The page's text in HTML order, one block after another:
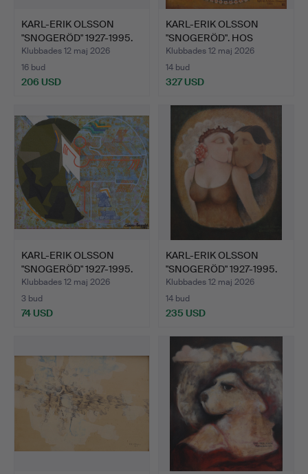
KARL-ERIK OLSSON
"SNOGERÖD" 1927-1995.
OLJ…
Klubbades 12 maj 2026
16 bud
206 USD
KARL-ERIK OLSSON
"SNOGERÖD". HOS
FRISÖREN.
Klubbades 12 maj 2026
14 bud
327 USD
KARL-ERIK OLSSON
"SNOGERÖD" 1927-1995.
OLJ…
Klubbades 12 maj 2026
3 bud
74 USD
KARL-ERIK OLSSON
"SNOGERÖD" 1927-1995.
OLJ…
Klubbades 12 maj 2026
14 bud
235 USD